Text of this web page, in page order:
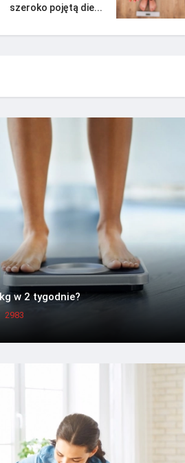
szeroko pojętą die...
w 2 tygodnie?
2983